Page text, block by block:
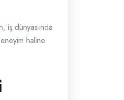
iş dünyasında
haline